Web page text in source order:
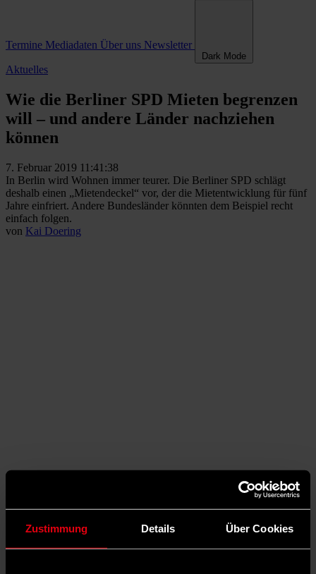
Zustimmung Details Über Cookies
Termine Mediadaten Über uns Newsletter
Dark Mode
Aktuelles
Wie die Berliner SPD Mieten begrenzen
will – und andere Länder nachziehen
können
7. Februar 2019 11:41:38
In Berlin wird Wohnen immer teurer. Die Berliner SPD schlägt
deshalb einen „Mietendeckel“ vor, der die Mietentwicklung für fünf
Jahre einfriert. Andere Bundesländer könnten dem Beispiel recht
einfach folgen.
von Kai Doering
Auf Facebook teilen